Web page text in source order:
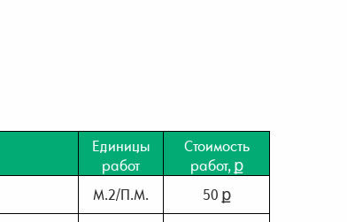
Единицы
работ
Стоимость
работ, ք
М.2/П.М.
50 ք